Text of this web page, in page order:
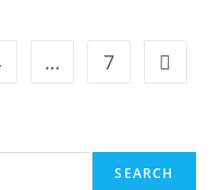
… 7 Go to
SEARCH